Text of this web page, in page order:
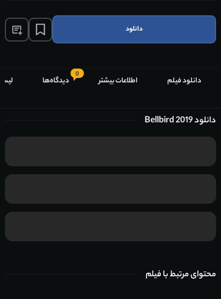
دانلود
دانلود فیلم اطلاعات بیشتر
0
دیدگاه‌ها
دانلود Bellbird 2019
محتوای مرتبط با فیلم